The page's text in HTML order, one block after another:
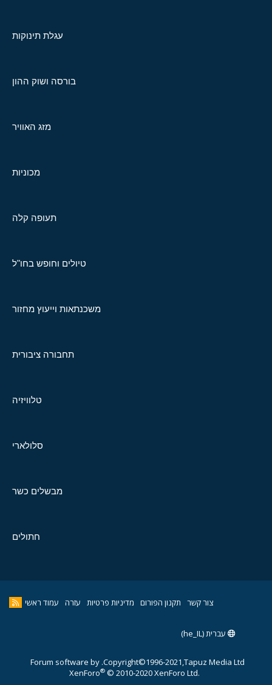
עגלת תינוקות
בורסה ושוק ההון
מזג האוויר
מכוניות
תעופה קלה
טיולים וחופש בחו"ל
משכנתאות וייעוץ מחזור
תחבורה ציבורית
טלוויזיה
סלולארי
מבשלים כשר
חתולים
צור קשר תקנון הפורום מדיניות פרטיות עזרה עמוד ראשי
עברית (he_IL)
Copyright©1996-2021,Tapuz Media Ltd.
Forum software by
XenForo® © 2010-2020 XenForo Ltd.